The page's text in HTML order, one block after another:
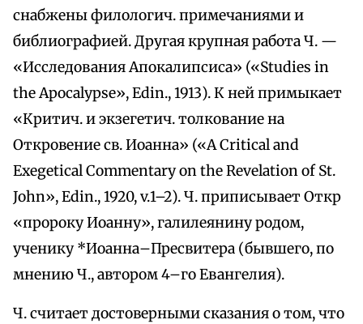
снабжены филологич. примечаниями и
библиографией. Другая крупная работа Ч. —
«Исследования Апокалипсиса» («Studies in
the Аросalурsе», Edin., 1913). К ней примыкает
«Критич. и экзегетич. толкование на
Откровение св. Иоанна» («А Critical and
Exegetical Commentary on the Revelation of St.
John», Edin., 1920, v.1–2). Ч. приписывает Откр
«пророку Иоанну», галилеянину родом,
ученику *Иоанна–Пресвитера (бывшего, по
мнению Ч., автором 4–го Евангелия).
Ч. считает достоверными сказания о том, что